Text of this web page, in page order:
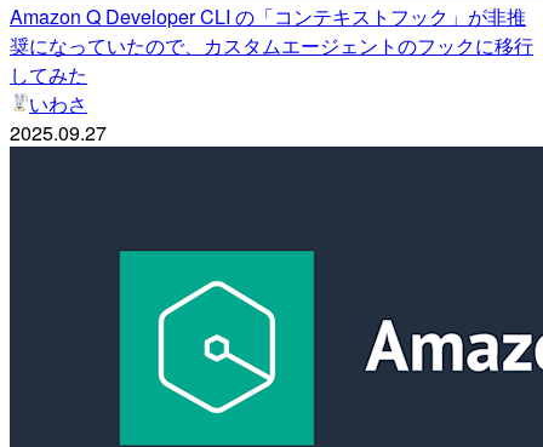
Amazon Q Developer CLI の「コンテキストフック」が非推
奨になっていたので、カスタムエージェントのフックに移行
してみた
いわさ
2025.09.27